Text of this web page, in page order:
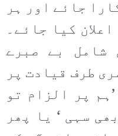
جائے اور ہر
کیا جائے۔
شامل بے صبرے
طرف قیادت پر
پر الزام تو
سہی ‘ یا پھر